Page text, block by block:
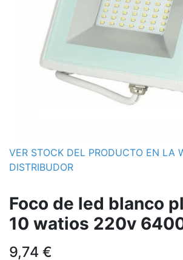
VER STOCK DEL PRODUCTO EN LA
DISTRIBUDOR
Foco de led blanco
10 watios 220v
9,74 €